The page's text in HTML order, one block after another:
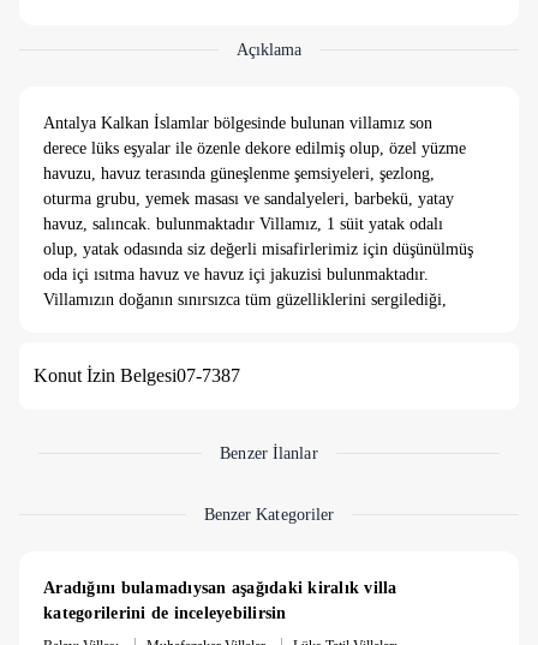
Açıklama
Antalya Kalkan İslamlar bölgesinde bulunan villamız son
derece lüks eşyalar ile özenle dekore edilmiş olup, özel yüzme
havuzu, havuz terasında güneşlenme şemsiyeleri, şezlong,
oturma grubu, yemek masası ve sandalyeleri, barbekü, yatay
havuz, salıncak. bulunmaktadır Villamız, 1 süit yatak odalı
olup, yatak odasında siz değerli misafirlerimiz için düşünülmüş
oda içi ısıtma havuz ve havuz içi jakuzisi bulunmaktadır.
Villamızın doğanın sınırsızca tüm güzelliklerini sergilediği,
villadır. İslamlar, villamızdan markete ve restoranta 2 - 3
1. Yatak odası: 1 adet çift kişilik yatak, elbise dolabı, saç
havuzumuz jakuzisi bulunmaktadır. Salonumuzda rahat,
limitsiz kablosuz internet, havuz kıyısına ve bahçeye çıkış
vardır.
Konut İzin Belgesi07-7387
Benzer İlanlar
Benzer Kategoriler
Aradığını bulamadıysan aşağıdaki kiralık villa
kategorilerini de inceleyebilirsin